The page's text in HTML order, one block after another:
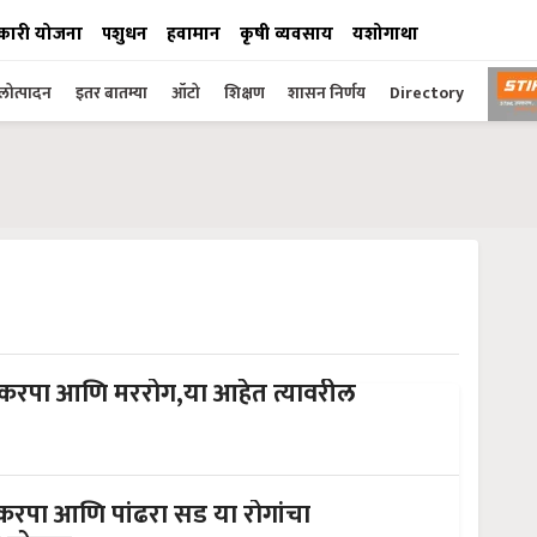
योजना पशुधन हवामान कृषी व्यवसाय यशोगाथा
इतर बातम्या ऑटो शिक्षण शासन निर्णय Directory
आणि मररोग,या आहेत त्यावरील
आणि पांढरा सड या रोगांचा